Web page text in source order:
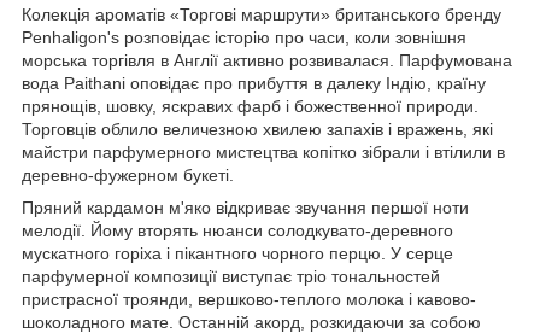
Колекція ароматів «Торгові маршрути» британського бренду
Penhaligon's розповідає історію про часи, коли зовнішня
морська торгівля в Англії активно розвивалася. Парфумована
вода Paithani оповідає про прибуття в далеку Індію, країну
прянощів, шовку, яскравих фарб і божественної природи.
Торговців облило величезною хвилею запахів і вражень, які
майстри парфумерного мистецтва копітко зібрали і втілили в
деревно-фужерном букеті.
Пряний кардамон м'яко відкриває звучання першої ноти
мелодії. Йому вторять нюанси солодкувато-деревного
мускатного горіха і пікантного чорного перцю. У серце
парфумерної композиції виступає тріо тональностей
пристрасної троянди, вершково-теплого молока і кавово-
шоколадного мате. Останній акорд, розкидаючи за собою